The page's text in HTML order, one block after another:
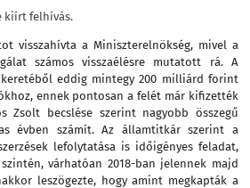
kiírt felhívás.
visszahívta a Miniszterelnökség, mivel a
számos visszaélésre mutatott rá. A
eddig mintegy 200 milliárd forint
ennek pontosan a felét már kifizették
Zsolt becslése szerint nagyobb összegű
évben számít. Az államtitkár szerint a
lefolytatása is időigényes feladat,
várhatóan 2018-ban jelennek majd
leszögezte, hogy amint megkapták a